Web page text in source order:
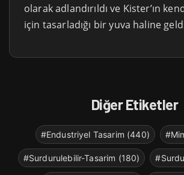
olarak adlandırıldı ve Kister’ın
için tasarladığı bir yuva haline
Diğer Etiketler
#Endustriyel Tasarim (440)
#Surdurulebilir-Tasarim (180)